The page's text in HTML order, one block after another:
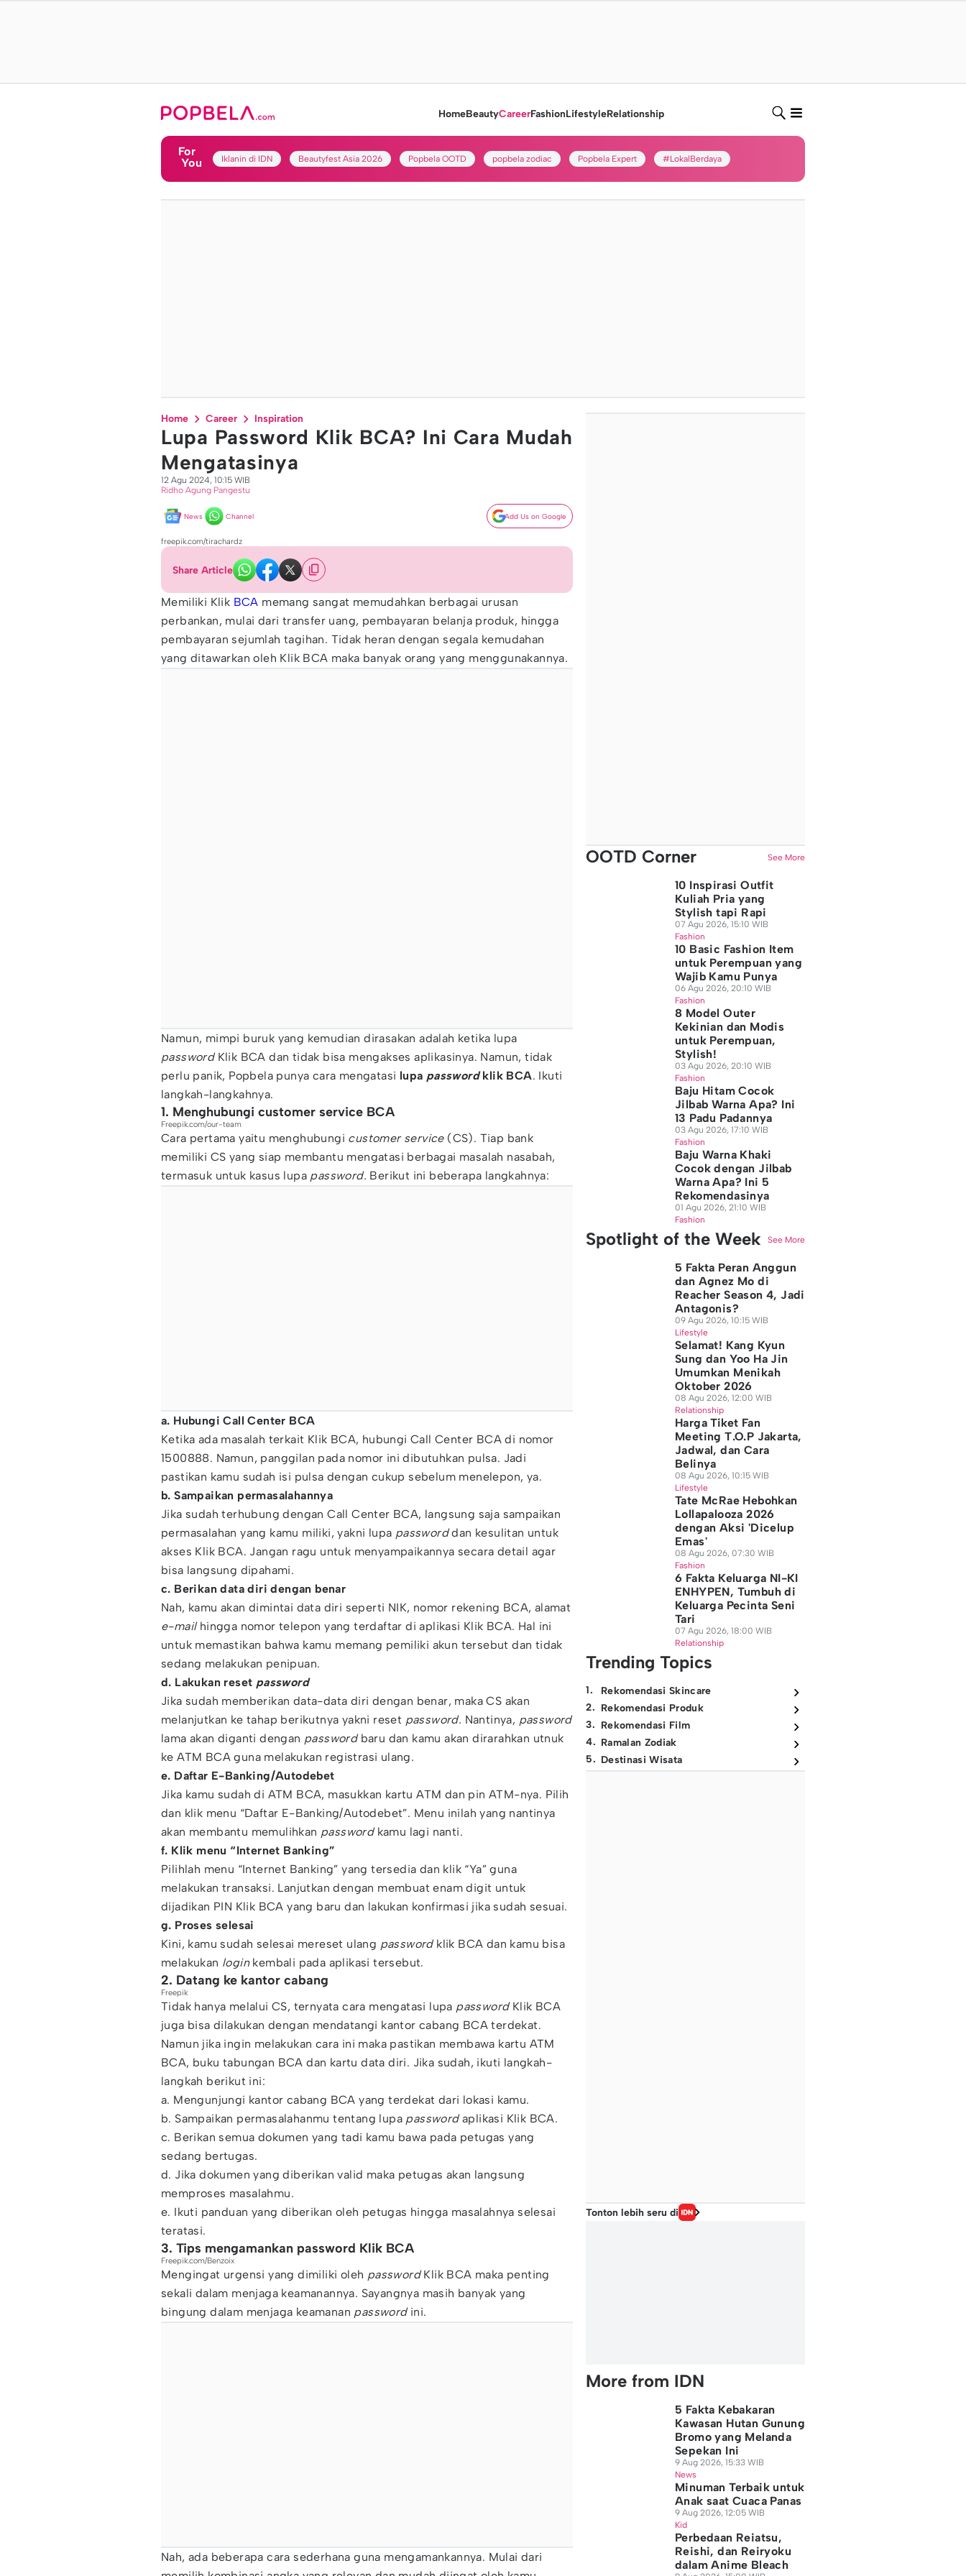
HomeBeautyCareerFashionLifestyleRelationship
For
You
Iklanin di IDN Beautyfest Asia 2026 Popbela OOTD popbela zodiac Popbela Expert #LokalBerdaya
Home Career Inspiration
Lupa Password Klik BCA? Ini Cara Mudah
Mengatasinya
12 Agu 2024, 10:15 WIB
Ridho Agung Pangestu
News Channel Add Us on Google
freepik.com/tirachardz
Share Article
Memiliki Klik BCA memang sangat memudahkan berbagai urusan
perbankan, mulai dari transfer uang, pembayaran belanja produk, hingga
pembayaran sejumlah tagihan. Tidak heran dengan segala kemudahan
yang ditawarkan oleh Klik BCA maka banyak orang yang menggunakannya.
Namun, mimpi buruk yang kemudian dirasakan adalah ketika lupa
passwordKlik BCA dan tidak bisa mengakses aplikasinya. Namun, tidak
perlu panik, Popbela punya cara mengatasi lupa passwordklik BCA. Ikuti
langkah-langkahnya.
1. Menghubungi customer service BCA
Freepik.com/our-team
Cara pertama yaitu menghubungi customer service (CS). Tiap bank
memiliki CS yang siap membantu mengatasi berbagai masalah nasabah,
termasuk untuk kasus lupa password. Berikut ini beberapa langkahnya:
a. Hubungi Call Center BCA
Ketika ada masalah terkait Klik BCA, hubungi Call Center BCA di nomor
1500888. Namun, panggilan pada nomor ini dibutuhkan pulsa. Jadi
pastikan kamu sudah isi pulsa dengan cukup sebelum menelepon, ya.
b. Sampaikan permasalahannya
Jika sudah terhubung dengan Call Center BCA, langsung saja sampaikan
permasalahan yang kamu miliki, yakni lupa passworddan kesulitan untuk
akses Klik BCA. Jangan ragu untuk menyampaikannya secara detail agar
bisa langsung dipahami.
c. Berikan data diri dengan benar
Nah, kamu akan dimintai data diri seperti NIK, nomor rekening BCA, alamat
e-mailhingga nomor telepon yang terdaftar di aplikasi Klik BCA. Hal ini
untuk memastikan bahwa kamu memang pemiliki akun tersebut dan tidak
sedang melakukan penipuan.
d. Lakukan reset password
Jika sudah memberikan data-data diri dengan benar, maka CS akan
melanjutkan ke tahap berikutnya yakni reset password. Nantinya, password
lama akan diganti dengan passwordbaru dan kamu akan dirarahkan utnuk
ke ATM BCA guna melakukan registrasi ulang.
e. Daftar E-Banking/Autodebet
Jika kamu sudah di ATM BCA, masukkan kartu ATM dan pin ATM-nya. Pilih
dan klik menu “Daftar E-Banking/Autodebet”. Menu inilah yang nantinya
akan membantu memulihkan passwordkamu lagi nanti.
f. Klik menu “Internet Banking”
Pilihlah menu “Internet Banking” yang tersedia dan klik “Ya” guna
melakukan transaksi. Lanjutkan dengan membuat enam digit untuk
dijadikan PIN Klik BCA yang baru dan lakukan konfirmasi jika sudah sesuai.
g. Proses selesai
Kini, kamu sudah selesai mereset ulang passwordklik BCA dan kamu bisa
melakukan loginkembali pada aplikasi tersebut.
2. Datang ke kantor cabang
Freepik
Tidak hanya melalui CS, ternyata cara mengatasi lupa passwordKlik BCA
juga bisa dilakukan dengan mendatangi kantor cabang BCA terdekat.
Namun jika ingin melakukan cara ini maka pastikan membawa kartu ATM
BCA, buku tabungan BCA dan kartu data diri. Jika sudah, ikuti langkah-
langkah berikut ini:
a. Mengunjungi kantor cabang BCA yang terdekat dari lokasi kamu.
b. Sampaikan permasalahanmu tentang lupa passwordaplikasi Klik BCA.
c. Berikan semua dokumen yang tadi kamu bawa pada petugas yang
sedang bertugas.
d. Jika dokumen yang diberikan valid maka petugas akan langsung
memproses masalahmu.
e. Ikuti panduan yang diberikan oleh petugas hingga masalahnya selesai
teratasi.
3. Tips mengamankan password Klik BCA
Freepik.com/Benzoix
Mengingat urgensi yang dimiliki oleh passwordKlik BCA maka penting
sekali dalam menjaga keamanannya. Sayangnya masih banyak yang
bingung dalam menjaga keamanan passwordini.
Nah, ada beberapa cara sederhana guna mengamankannya. Mulai dari
OOTD Corner See More
10 Inspirasi Outfit
Kuliah Pria yang
Stylish tapi Rapi
07 Agu 2026, 15:10 WIB
Fashion
10 Basic Fashion Item
untuk Perempuan yang
Wajib Kamu Punya
06 Agu 2026, 20:10 WIB
Fashion
8 Model Outer
Kekinian dan Modis
untuk Perempuan,
Stylish!
03 Agu 2026, 20:10 WIB
Fashion
Baju Hitam Cocok
Jilbab Warna Apa? Ini
13 Padu Padannya
03 Agu 2026, 17:10 WIB
Fashion
Baju Warna Khaki
Cocok dengan Jilbab
Warna Apa? Ini 5
Rekomendasinya
01 Agu 2026, 21:10 WIB
Fashion
Spotlight of the Week See More
5 Fakta Peran Anggun
dan Agnez Mo di
Reacher Season 4, Jadi
Antagonis?
09 Agu 2026, 10:15 WIB
Lifestyle
Selamat! Kang Kyun
Sung dan Yoo Ha Jin
Umumkan Menikah
Oktober 2026
08 Agu 2026, 12:00 WIB
Relationship
Harga Tiket Fan
Meeting T.O.P Jakarta,
Jadwal, dan Cara
Belinya
08 Agu 2026, 10:15 WIB
Lifestyle
Tate McRae Hebohkan
Lollapalooza 2026
dengan Aksi 'Dicelup
Emas'
08 Agu 2026, 07:30 WIB
Fashion
6 Fakta Keluarga NI-KI
ENHYPEN, Tumbuh di
Keluarga Pecinta Seni
Tari
07 Agu 2026, 18:00 WIB
Relationship
Trending Topics
1.
Rekomendasi Skincare
2. Rekomendasi Produk
3. Rekomendasi Film
4. Ramalan Zodiak
5. Destinasi Wisata
Tonton lebih seru di
More from IDN
5 Fakta Kebakaran
Kawasan Hutan Gunung
Bromo yang Melanda
Sepekan Ini
9 Aug 2026, 15:33 WIB
News
Minuman Terbaik untuk
Anak saat Cuaca Panas
9 Aug 2026, 12:05 WIB
Kid
Perbedaan Reiatsu,
Reishi, dan Reiryoku
dalam Anime Bleach